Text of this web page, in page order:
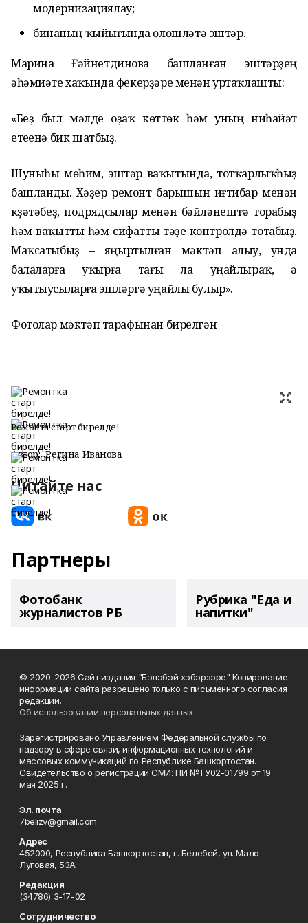
модернизациялау;
бинаның ҡыйығында өлөшләтә эштәр.
Марина Ғәйнетдинова башланған эштәрҙең
әһәмиәте хаҡында фекерҙәре менән уртаҡлашты:
«Беҙ был мәлде оҙаҡ көттөк һәм уның ниһайәт
етеүенә бик шатбыҙ.
Шуныһы мөһим, эштәр ваҡытында, тотҡарлыҡһыҙ
башланды. Хәҙер ремонт барышын иғтибар менән
күҙәтәбеҙ, подрядсылар менән бәйләнештә торабыҙ
һәм ваҡытты һәм сифатты үтәүҙе контролдә тотабыҙ.
Маҡсатыбыҙ – яңыртылған мәктәп алыу, унда
балаларға уҡырға тағы ла уңайлыраҡ, ә
уҡытыусыларға эшләргә уңайлы булыр».
Фотолар мәктәп тарафынан бирелгән
Ремонтҡа старт бирелде!
Автор: Регина Иванова
Читайте нас
Партнеры
Фотобанк
журналистов РБ
Рубрика "Еда и
напитки"
© 2020-2026 Сайт издания "Бэлэбэй хэбэрзэре" Копирование
информации сайта разрешено только с письменного согласия
редакции.
Об использовании персональных данных
Зарегистрировано Управлением Федеральной службы по
надзору в сфере связи, информационных технологий и
массовых коммуникаций по Республике Башкортостан.
Свидетельство о регистрации СМИ: ПИ №ТУ02-01799 от 19
мая 2025 г.
Эл. почта
7belizv@gmail.com
Адрес
452000, Республика Башкортостан, г. Белебей, ул. Мало
Луговая, 53А
Редакция
(34786) 3-17-02
Сотрудничество